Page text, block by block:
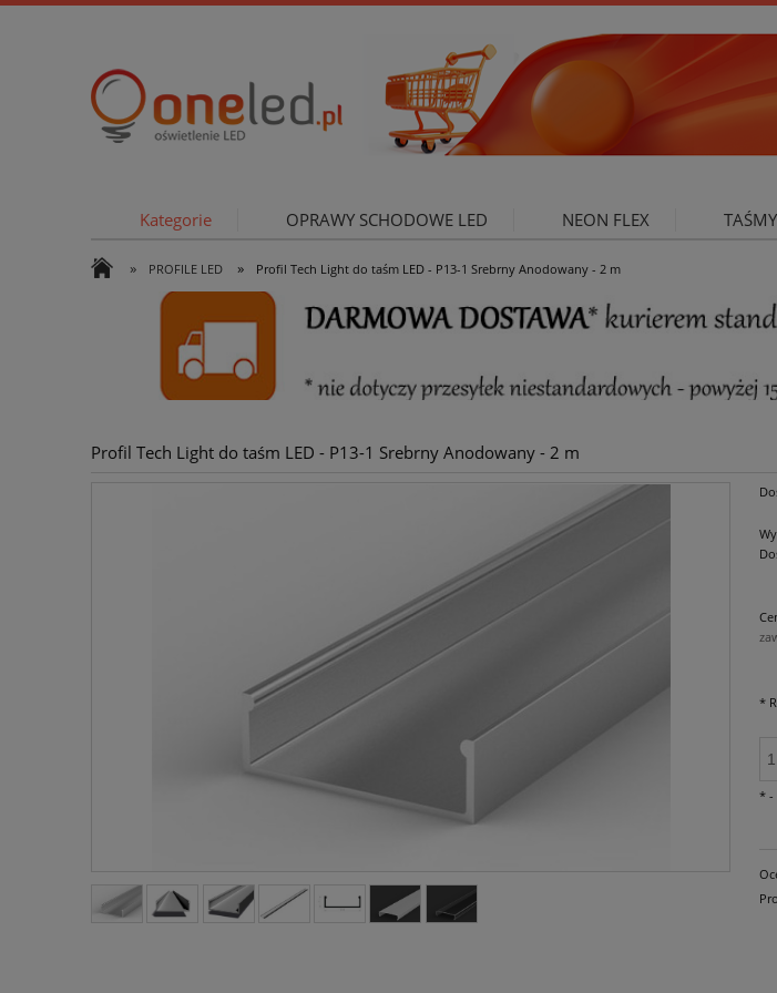
Kategorie OPRAWY SCHODOWE LED NEON FLEX
OŚWIETLENIE ZEWNĘTRZNE
» PROFILE LED » Profil Tech Light do taśm LED - P13-1 Srebrny Anodowany - 2 m
Profil Tech Light do taśm LED - P13-1 Srebrny Anodowany - 2 m
*
*-